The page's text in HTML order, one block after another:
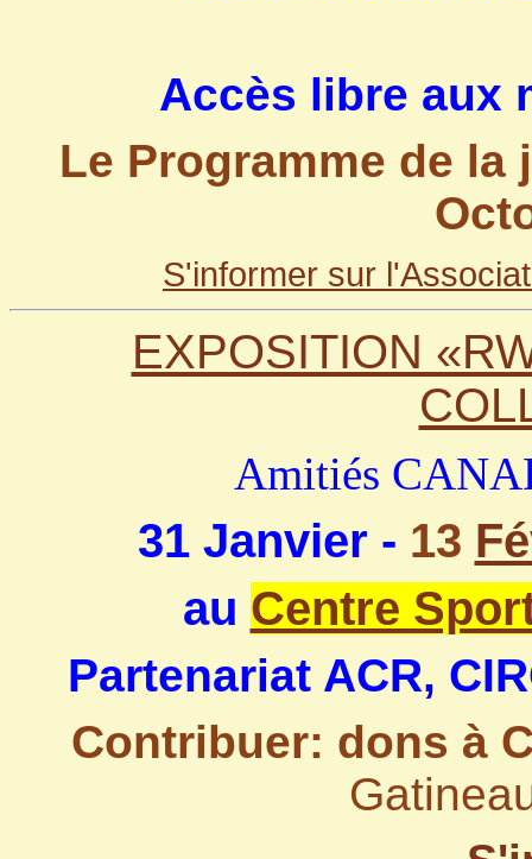
Accès libre aux
Le Programme de la
S'informer sur
EXPOSITION
Amitiés
31 Janvier - 13
au Centre
Partenariat ACR,
Contribuer: dons à